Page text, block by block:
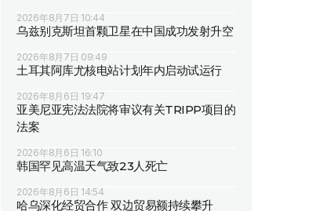
2026年8月7日 10:44
乌兹别克斯坦首颗卫星在中国成功发射升空
2026年8月7日 09:49
土耳其阿库尤核电站计划年内启动试运行
2026年8月6日 19:47
亚美尼亚宪法法院将审议有关TRIPP项目的
法案
2026年8月6日 16:10
韩国罕见高温天气致23人死亡
2026年8月6日 14:54
哈乌深化经贸合作 双边贸易额持续攀升